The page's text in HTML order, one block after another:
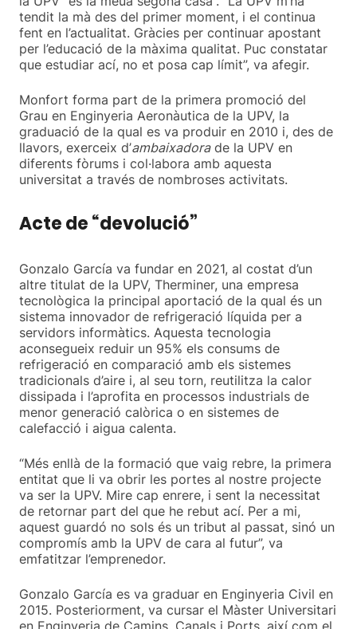
tendit la mà des del primer moment, i el continua
fent en l’actualitat. Gràcies per continuar apostant
per l’educació de la màxima qualitat. Puc constatar
que estudiar ací, no et posa cap límit”, va afegir.
Monfort forma part de la primera promoció del
Grau en Enginyeria Aeronàutica de la UPV, la
graduació de la qual es va produir en 2010 i, des de
llavors, exerceix d’ambaixadorade la UPV en
diferents fòrums i col·labora amb aquesta
universitat a través de nombroses activitats.
Acte de “devolució”
Gonzalo García va fundar en 2021, al costat d’un
altre titulat de la UPV, Therminer, una empresa
tecnològica la principal aportació de la qual és un
sistema innovador de refrigeració líquida per a
servidors informàtics. Aquesta tecnologia
aconsegueix reduir un 95% els consums de
refrigeració en comparació amb els sistemes
tradicionals d’aire i, al seu torn, reutilitza la calor
dissipada i l’aprofita en processos industrials de
menor generació calòrica o en sistemes de
calefacció i aigua calenta.
“Més enllà de la formació que vaig rebre, la primera
entitat que li va obrir les portes al nostre projecte
va ser la UPV. Mire cap enrere, i sent la necessitat
de retornar part del que he rebut ací. Per a mi,
aquest guardó no sols és un tribut al passat, sinó un
compromís amb la UPV de cara al futur”, va
emfatitzar l’emprenedor.
Gonzalo García es va graduar en Enginyeria Civil en
2015. Posteriorment, va cursar el Màster Universitari
en Enginyeria de Camins, Canals i Ports, així com el